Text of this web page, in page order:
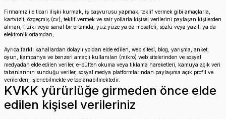
Firmamız ile ticari ilişki kurmak, iş başvurusu yapmak, teklif vermek gibi amaçlarla,
kartvizit, özgeçmiş (cv), teklif vermek ve sair yollarla kişisel verilerini paylaşan kişilerden
alınan, fiziki veya sanal bir ortamda, yüz yüze ya da mesafeli, sözlü veya yazılı ya da
elektronik ortamdan;
Ayrıca farklı kanallardan dolaylı yoldan elde edilen, web sitesi, blog, yarışma, anket,
oyun, kampanya ve benzeri amaçlı kullanılan (mikro) web sitelerinden ve sosyal
medyadan elde edilen veriler, e-bülten okuma veya tıklama hareketleri, kamuya açık veri
tabanlarının sunduğu veriler, sosyal medya platformlarından paylaşıma açık profil ve
verilerden; işlenebilmekte ve toplanabilmektedir.
KVKK yürürlüğe girmeden önce elde
edilen kişisel verileriniz